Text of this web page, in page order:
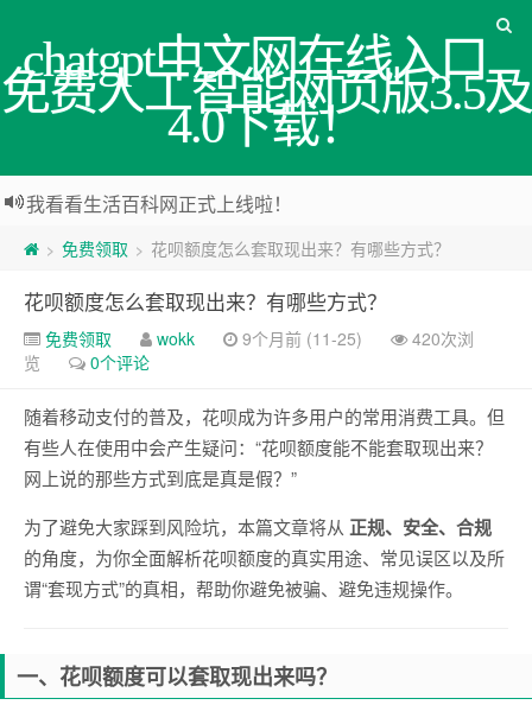
chatgpt中文网在线入口_
免费人工智能网页版3.5及
4.0下载！
我看看生活百科网正式上线啦！
> 免费领取 > 花呗额度怎么套取现出来？有哪些方式？
花呗额度怎么套取现出来？有哪些方式？
免费领取 wokk 9个月前 (11-25)
420次浏
览
0个评论
随着移动支付的普及，花呗成为许多用户的常用消费工具。但
有些人在使用中会产生疑问：“花呗额度能不能套取现出来？
网上说的那些方式到底是真是假？”
为了避免大家踩到风险坑，本篇文章将从 正规、安全、合规
的角度，为你全面解析花呗额度的真实用途、常见误区以及所
谓“套现方式”的真相，帮助你避免被骗、避免违规操作。
一、花呗额度可以套取现出来吗？